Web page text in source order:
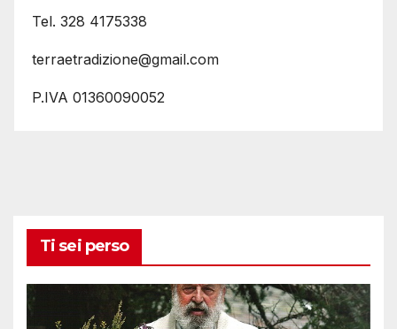
Tel. 328 4175338
terraetradizione@gmail.com
P.IVA 01360090052
Ti sei perso